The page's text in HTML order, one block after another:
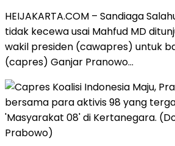
HEIJAKARTA.COM – Sandiaga
tidak kecewa usai Mahfud MD
wakil presiden (cawapres) untuk
(capres) Ganjar Pranowo…